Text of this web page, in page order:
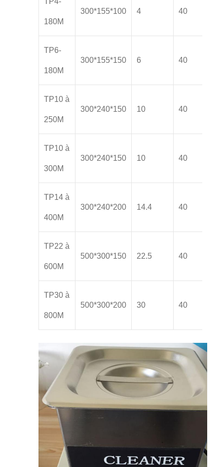
180M
300*155*100 4 40
TP6-
180M
300*155*150 6 40
TP10 à
250M
300*240*150 10 40
TP10 à
300M
300*240*150 10 40
TP14 à
400M
300*240*200 14.4 40
TP22 à
600M
500*300*150 22.5 40
TP30 à
800M
500*300*200 30 40